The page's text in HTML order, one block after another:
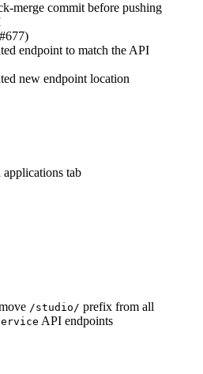
merge commit before pushing
endpoint to match the API
new endpoint location
tab
/studio/ prefix from all
API endpoints